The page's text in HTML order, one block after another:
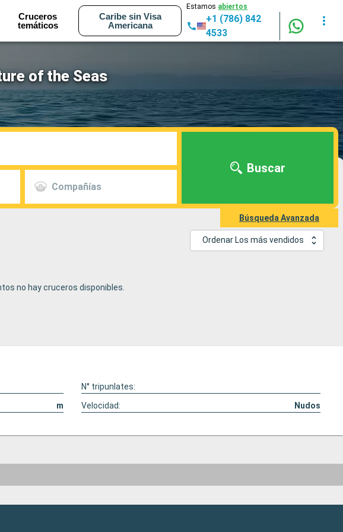
Cruceros
temáticos
Caribe sin Visa
Americana
Estamos abiertos
+1 (786) 842
4533
of the Seas
Compañías
Buscar
Búsqueda Avanzada
Ordenar Los más vendidos
no hay cruceros disponibles.
N° tripunlates:
m Velocidad: Nudos